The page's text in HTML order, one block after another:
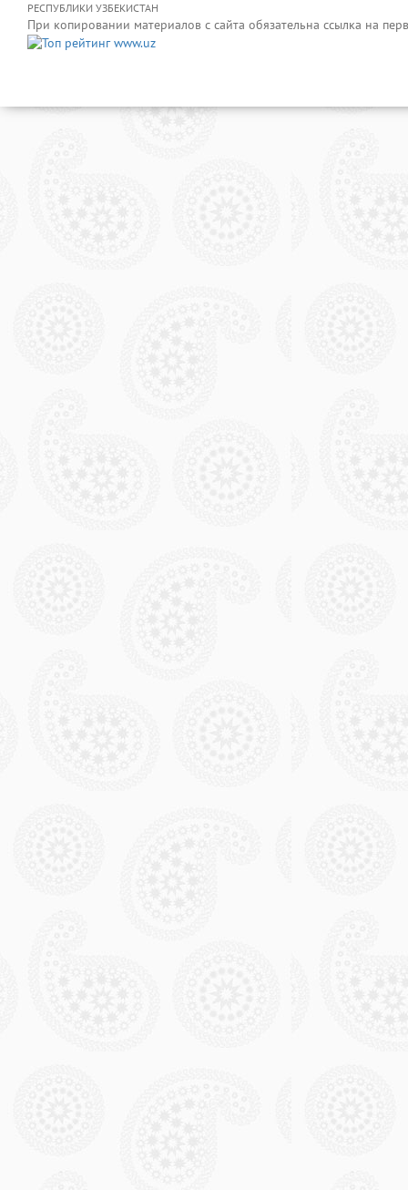
РЕСПУБЛИКИ УЗБЕКИСТАН
При копировании материалов с сайта обязательна ссылка на